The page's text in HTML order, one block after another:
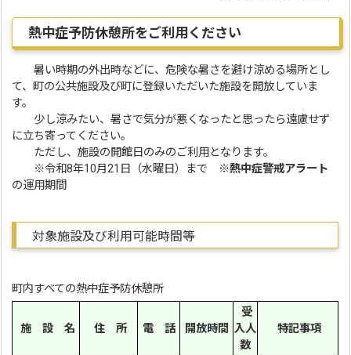
熱中症予防休憩所をご利用ください
暑い時期の外出時などに、危険な暑さを避け涼める場所とし
て、町の公共施設及び町に登録いただいた施設を開放していま
す。
少し涼みたい、暑さで気分が悪くなったと思ったら遠慮せず
に立ち寄ってください。
ただし、施設の開館日のみのご利用となります。
※令和8年10月21日（水曜日）まで ※熱中症警戒アラート
の運用期間
対象施設及び利用可能時間等
町内すべての熱中症予防休憩所
施 設 名 住 所 電 話 開放時間
受
入人
数
特記事項